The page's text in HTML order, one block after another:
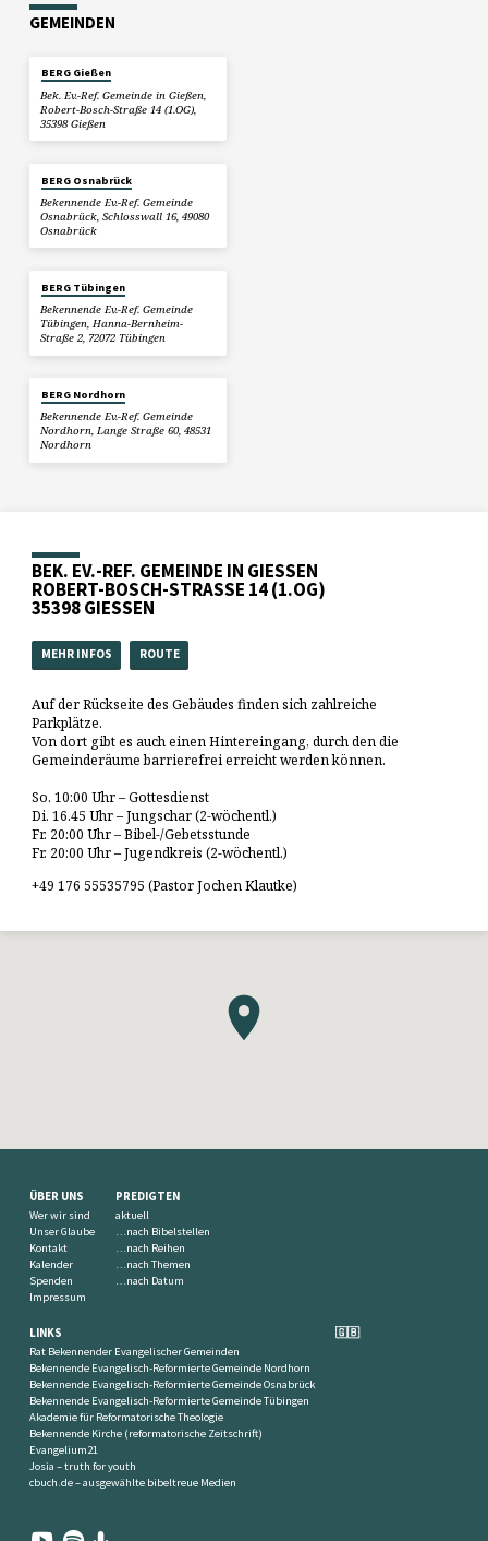
GEMEINDEN
BERG Gießen
Bek. Ev.-Ref. Gemeinde in Gießen,
Robert-Bosch-Straße 14 (1.OG),
35398 Gießen
BERG Osnabrück
Bekennende Ev.-Ref. Gemeinde
Osnabrück, Schlosswall 16, 49080
Osnabrück
BERG Tübingen
Bekennende Ev.-Ref. Gemeinde
Tübingen, Hanna-Bernheim-
Straße 2, 72072 Tübingen
BERG Nordhorn
Bekennende Ev.-Ref. Gemeinde
Nordhorn, Lange Straße 60, 48531
Nordhorn
BEK. EV.-REF. GEMEINDE IN GIESSEN
ROBERT-BOSCH-STRASSE 14 (1.OG)
35398 GIESSEN
MEHR INFOS ROUTE
Auf der Rückseite des Gebäudes finden sich zahlreiche
Parkplätze.
Von dort gibt es auch einen Hintereingang, durch den die
Gemeinderäume barrierefrei erreicht werden können.
So. 10:00 Uhr – Gottesdienst
Di. 16.45 Uhr – Jungschar (2-wöchentl.)
Fr. 20:00 Uhr – Bibel-/Gebetsstunde
Fr. 20:00 Uhr – Jugendkreis (2-wöchentl.)
+49 176 55535795 (Pastor Jochen Klautke)
ÜBER UNS
Wer wir sind
Unser Glaube
Kontakt
Kalender
Spenden
Impressum
PREDIGTEN
aktuell
…nach Bibelstellen
…nach Reihen
…nach Themen
…nach Datum
LINKS
Rat Bekennender Evangelischer Gemeinden
Bekennende Evangelisch-Reformierte Gemeinde Nordhorn
Bekennende Evangelisch-Reformierte Gemeinde Osnabrück
Bekennende Evangelisch-Reformierte Gemeinde Tübingen
Akademie für Reformatorische Theologie
Bekennende Kirche (reformatorische Zeitschrift)
Evangelium21
Josia – truth for youth
cbuch.de – ausgewählte bibeltreue Medien
🇬🇧